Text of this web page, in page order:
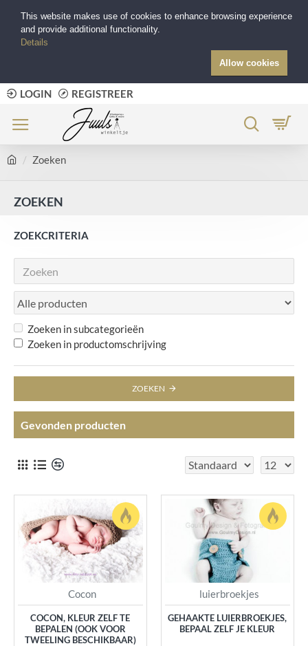
LOGIN REGISTREER
Zoeken
ZOEKEN
ZOEKCRITERIA
Zoeken in subcategorieën
Zoeken in productomschrijving
ZOEKEN
Gevonden producten
Cocon
COCON, KLEUR ZELF TE
BEPALEN (OOK VOOR
TWEELING BESCHIKBAAR)
luierbroekjes
GEHAAKTE LUIERBROEKJES,
BEPAAL ZELF JE KLEUR
This website makes use of cookies to enhance browsing experience
and provide additional functionality.
Details
Allow cookies